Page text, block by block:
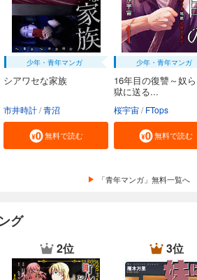
島テツヒロ
少年・青年マンガ
シアワセな家族
市井時計 青沼
無料で読む
少年・青年マンガ
16年目の復讐～奴
獄に送る...
桜宇宙 FTops
無料で読む
「青年マンガ」無料一覧へ
グ
2位 3位